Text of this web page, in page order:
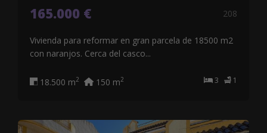
165.000 € 208
Vivienda para reformar en gran parcela de 18500 m2
con naranjos. Cerca del casco...
3 1
18.500 m2 150 m2